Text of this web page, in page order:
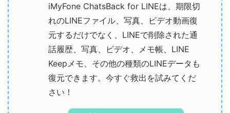
iMyFone ChatsBack for LINEは、期限切
れのLINEファイル、写真、ビデオ動画復
元するだけでなく、LINEで削除された通
話履歴、写真、ビデオ、メモ帳、LINE
Keepメモ、その他の種類のLINEデータも
復元できます。今すぐ救出を試みてくだ
さい！